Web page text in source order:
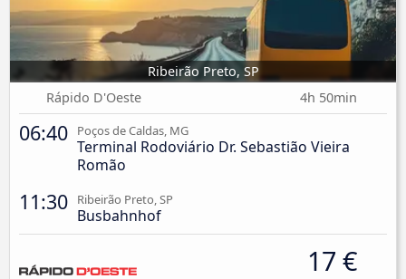
Ribeirão Preto, SP
Rápido D'Oeste
4h 50min
06:40 Poços de Caldas, MG
Terminal Rodoviário Dr. Sebastião Vieira
Romão
11:30 Ribeirão Preto, SP
Busbahnhof
17 €